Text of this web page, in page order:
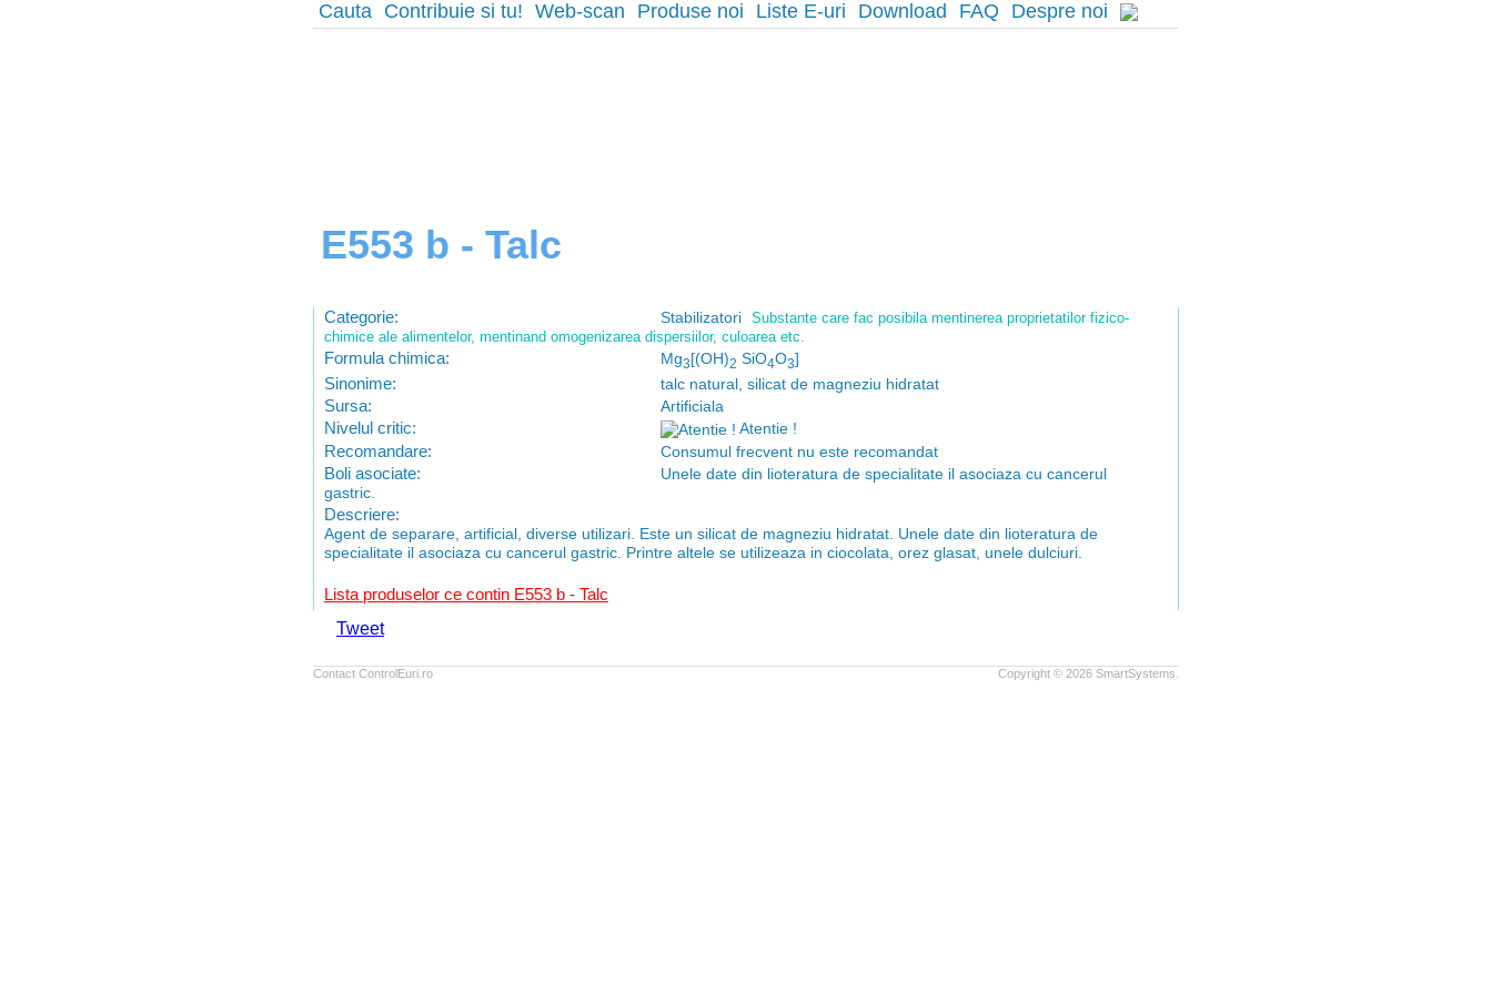
Cauta Contribuie si tu! Web-scan Produse noi Liste E-uri Download FAQ Despre noi
E553 b - Talc
Categorie: Stabilizatori Substante care fac posibila mentinerea proprietatilor fizico-
chimice ale alimentelor, mentinand omogenizarea dispersiilor, culoarea etc.
Formula chimica: Mg3[(OH)2 SiO4O3]
Sinonime: talc natural, silicat de magneziu hidratat
Sursa: Artificiala
Nivelul critic: Atentie !
Recomandare: Consumul frecvent nu este recomandat
Boli asociate:
Unele date din lioteratura de specialitate il asociaza cu cancerul
gastric.
Descriere:
Agent de separare, artificial, diverse utilizari. Este un silicat de magneziu hidratat. Unele date din lioteratura de
specialitate il asociaza cu cancerul gastric. Printre altele se utilizeaza in ciocolata, orez glasat, unele dulciuri.
Lista produselor ce contin E553 b - Talc
Tweet
Contact ControlEuri.ro Copyright © 2026 SmartSystems.